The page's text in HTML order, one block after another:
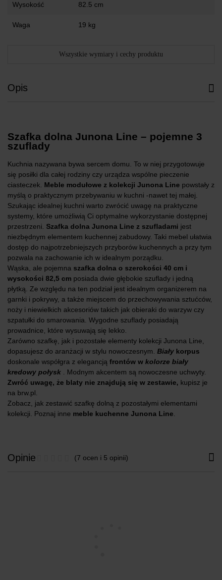
Wysokość 82.5 cm
Waga 19 kg
Wszystkie wymiary i cechy produktu
Opis
Szafka dolna Junona Line – pojemne 3
szuflady
Kuchnia nazywana bywa sercem domu. To w niej przygotowuje
się posiłki dla całej rodziny czy urządza wspólne pieczenie
ciasteczek. Meble modułowe z kolekcji Junona Line powstały z
myślą o praktycznym przebywaniu w kuchni -nawet tej małej.
Szukając idealnej kuchni warto zwrócić uwagę na praktyczne
systemy, które umożliwią Ci optymalne wykorzystanie dostępnej
przestrzeni. Szafka dolna Junona Line z szufladami jest
niezbędnym elementem kuchennej zabudowy. Taki mebel ułatwia
dostęp do najpotrzebniejszych przyborów kuchennych a przy tym
pozwala na zachowanie ich w idealnym porządku.
Wąska, ale pojemna szafka dolna o szerokości 40 cm i
wysokości 82,5 cm posiada dwie głębokie szuflady i jedną
płytką. Ze względu na ten podział jest idealnym organizerem na
garnki i pokrywy, a także miejscem do przechowywania sztućców,
noży i niewielkich akcesoriów takich jak obieraki do warzyw czy
szpatułki do smarowania. Wygodne szuflady posiadają
prowadnice, które wysuwają się lekko.
Zarówno szafkę, jak i pozostałe elementy kolekcji Junona Line,
dopasujesz do aranżacji w stylu nowoczesnym. Biały korpus
doskonale współgra z elegancją frontów w kolorze biały
kredowy połysk . Modnym akcentem są nowoczesne uchwyty.
Zwróć uwagę, że blaty nie znajdują się w zestawie, kupisz je
na brw.pl.
Zobacz, jak zestawić szafkę dolną z pozostałymi elementami
kolekcji. Poznaj inne meble kuchenne Junona Line
Opinie (7 ocen i 5 opinii)